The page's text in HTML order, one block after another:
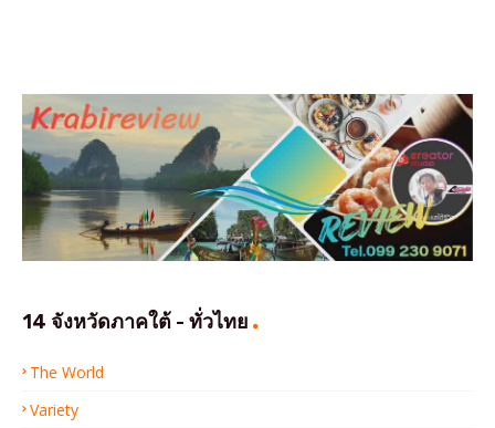
14 จังหวัดภาคใต้ - ทั่วไทย
The World
Variety